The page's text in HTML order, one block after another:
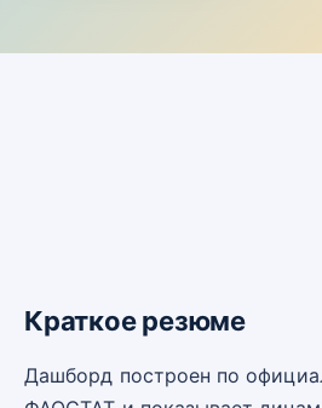
Краткое резюме
Дашборд построен по